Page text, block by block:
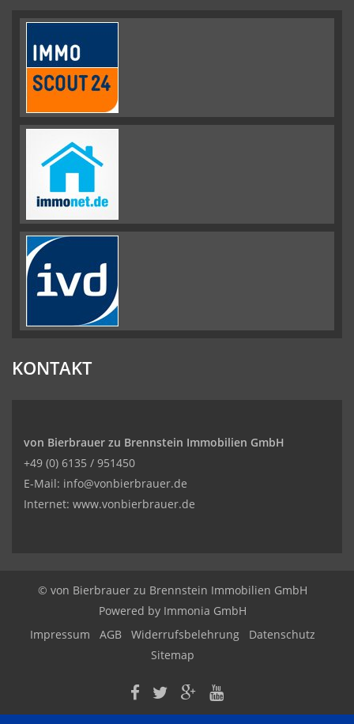
KONTAKT
von Bierbrauer zu Brennstein Immobilien GmbH
+49 (0) 6135 / 951450
E-Mail: info@vonbierbrauer.de
Internet: www.vonbierbrauer.de
© von Bierbrauer zu Brennstein Immobilien GmbH
Powered by Immonia GmbH
Impressum
AGB Widerrufsbelehrung
Datenschutz
Sitemap